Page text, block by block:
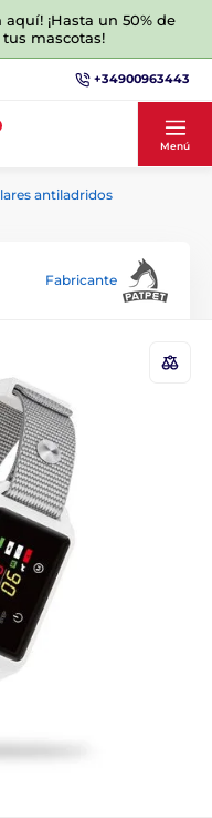
¡Hasta un 50% de
mascotas!
+34900963443
Menú
antiladridos
Fabricante